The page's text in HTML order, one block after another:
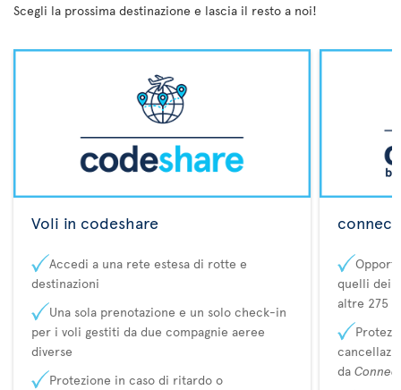
Scegli la prossima destinazione e lascia il resto a noi!
Voli in codeshare
Accedi a una rete estesa di rotte e
destinazioni
Una sola prenotazione e un solo check-in
per i voli gestiti da due compagnie aeree
diverse
Protezione in caso di ritardo o
quelli dei
altre 275
da